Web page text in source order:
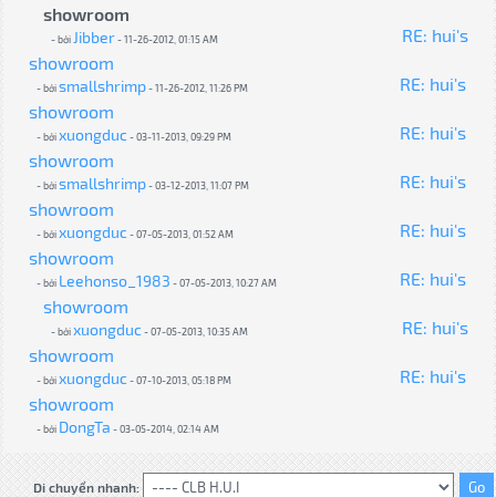
showroom
- bởi Jibber- 11-26-2012, 01:15 AM
RE: hui's
showroom
- bởismallshrimp- 11-26-2012, 11:26 PM
RE: hui's
showroom
- bởixuongduc- 03-11-2013, 09:29 PM
RE: hui's
showroom
- bởismallshrimp- 03-12-2013, 11:07 PM
RE: hui's
showroom
- bởixuongduc- 07-05-2013, 01:52 AM
RE: hui's
showroom
- bởi Leehonso_1983 - 07-05-2013, 10:27 AM
RE: hui's
showroom
- bởixuongduc- 07-05-2013, 10:35 AM
RE: hui's
showroom
- bởixuongduc- 07-10-2013, 05:18 PM
RE: hui's
showroom
- bởi DongTa - 03-05-2014, 02:14 AM
Di chuyển nhanh: